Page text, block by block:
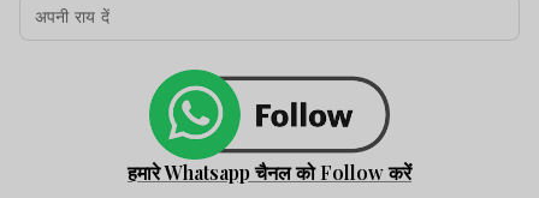
हमारे Whatsapp चैनल को Follow करें